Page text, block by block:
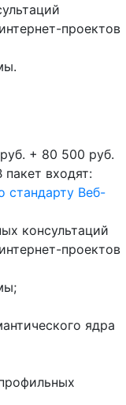
проектов
+ 80 500 руб.
входят:
стандарту Веб-
консультаций
проектов
ядра